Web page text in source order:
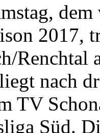
2017,
nach
TV
Süd.